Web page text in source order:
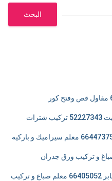
البحث
دهان صباغ ضاحية مبارك العبدالله الجابر 66405052 معلم صباغ و تركيب